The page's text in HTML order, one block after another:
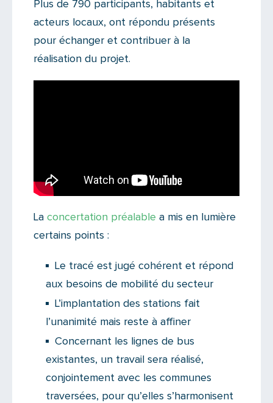
Plus de 790 participants, habitants et
acteurs locaux, ont répondu présents
pour échanger et contribuer à la
réalisation du projet.
La concertation préalable a mis en lumière
certains points :
Le tracé est jugé cohérent et répond
aux besoins de mobilité du secteur
L’implantation des stations fait
l’unanimité mais reste à affiner
Concernant les lignes de bus
existantes, un travail sera réalisé,
conjointement avec les communes
traversées, pour qu’elles s’harmonisent